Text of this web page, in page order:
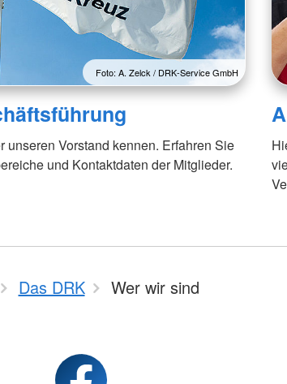
Foto: A. Zelck / DRK-Service GmbH
unseren Vorstand kennen. Erfahren Sie
und Kontaktdaten der Mitglieder.
Das DRK Wer wir sind